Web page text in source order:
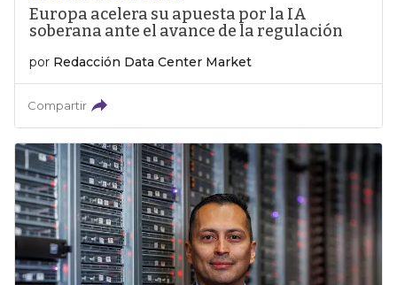
Europa acelera su apuesta por la IA
soberana ante el avance de la regulación
por Redacción Data Center Market
Compartir